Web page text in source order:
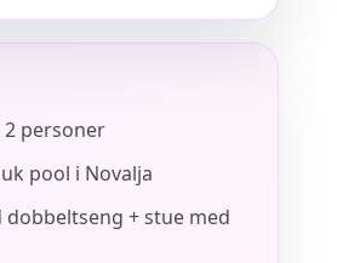
personer
pool i Novalja
+ stue med